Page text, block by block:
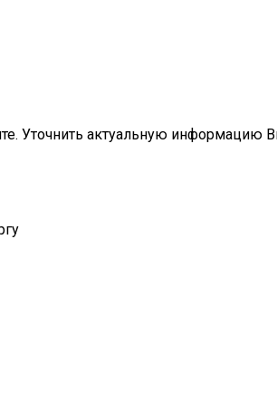
Уточнить актуальную информацию